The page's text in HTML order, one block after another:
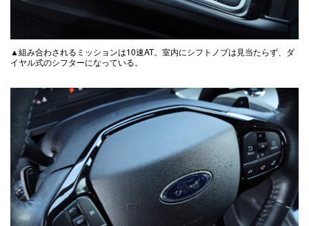
▲組み合わされるミッションは10速AT。室内にシフトノブは見当たらず、ダ
イヤル式のシフターになっている。